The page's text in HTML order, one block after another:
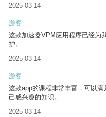
2025-03-14
游客
这款加速器VPM应用程序已经为
护。
2025-03-14
游客
这款app的课程非常丰富，可以
己感兴趣的知识。
2025-03-14